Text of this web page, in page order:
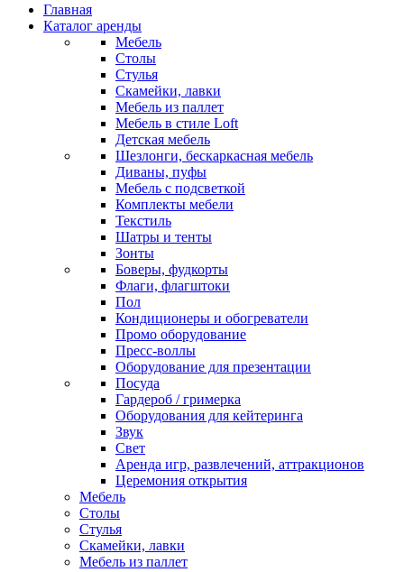
Главная
Каталог аренды
Мебель
Столы
Стулья
Скамейки, лавки
Мебель из паллет
Мебель в стиле Loft
Детская мебель
Шезлонги, бескаркасная мебель
Диваны, пуфы
Мебель с подсветкой
Комплекты мебели
Текстиль
Шатры и тенты
Зонты
Боверы, фудкорты
Флаги, флагштоки
Пол
Кондиционеры и обогреватели
Промо оборудование
Пресс-воллы
Оборудование для презентации
Посуда
Гардероб / гримерка
Оборудования для кейтеринга
Звук
Свет
Аренда игр, развлечений, аттракционов
Церемония открытия
Мебель
Столы
Стулья
Скамейки, лавки
Мебель из паллет